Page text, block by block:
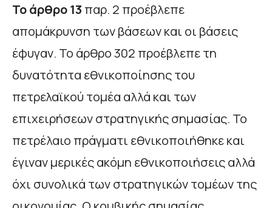
Το άρθρο 13 παρ. 2 προέβλεπε
απομάκρυνση των βάσεων και οι βάσεις
έφυγαν. Το άρθρο 302 προέβλεπε τη
δυνατότητα εθνικοποίησης του
πετρελαϊκού τομέα αλλά και των
επιχειρήσεων στρατηγικής σημασίας. Το
πετρέλαιο πράγματι εθνικοποιήθηκε και
έγιναν μερικές ακόμη εθνικοποιήσεις αλλά
όχι συνολικά των στρατηγικών τομέων της